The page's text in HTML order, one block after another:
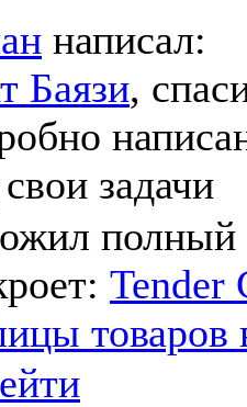
написал:
Баязи,
задачи
полный
Tender
товаров